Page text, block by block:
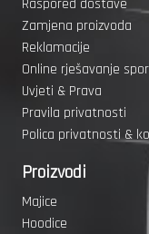
Raspored dostave
Zamjena proizvoda
Reklamacije
Online rješavanje
Uvjeti & Prava
Pravila privatnosti
Polica privatnosti &
Proizvodi
Majice
Hoodice